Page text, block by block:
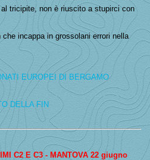
tricipite, non è riuscito a stupirci con
incappa in grossolani errori nella
EUROPEI DI BERGAMO
DELLA FIN
C2 E C3 - MANTOVA 22 giugno